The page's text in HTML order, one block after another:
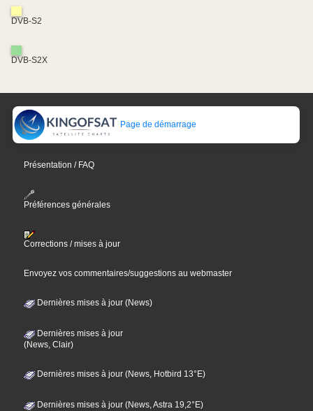
DVB-S2
DVB-S2X
Page de démarrage
Présentation / FAQ
Préférences générales
Corrections / mises à jour
Envoyez vos commentaires/suggestions au webmaster
Dernières mises à jour (News)
Dernières mises à jour
(News, Clair)
Dernières mises à jour (News, Hotbird 13°E)
Dernières mises à jour (News, Astra 19,2°E)